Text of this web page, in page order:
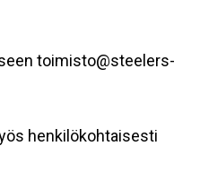
toimisto@steelers-
henkilökohtaisesti